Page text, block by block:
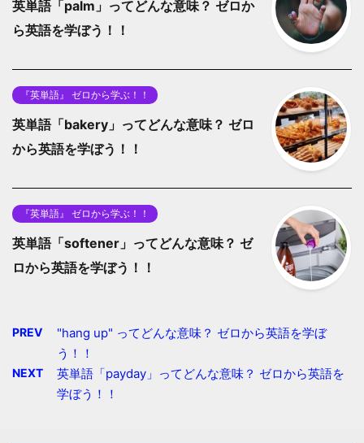
英単語「palm」ってどんな意味？ ゼロか
ら英語を学ぼう！！
『英単語』 ゼロから学ぶ！！
英単語「bakery」ってどんな意味？ ゼロ
から英語を学ぼう！！
『英単語』 ゼロから学ぶ！！
英単語「softener」ってどんな意味？ ゼ
ロから英語を学ぼう！！
PREV
"hang up" ってどんな意味？ ゼロから英語を学ぼ
う！！
NEXT
英単語「payday」ってどんな意味？ ゼロから英語を
学ぼう！！